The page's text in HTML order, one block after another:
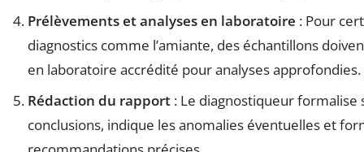
Prélèvements et analyses en laboratoire : Pour
diagnostics comme l’amiante, des échantillons
en laboratoire accrédité pour analyses approfondies.
Rédaction du rapport : Le diagnostiqueur formalise
conclusions, indique les anomalies éventuelles et